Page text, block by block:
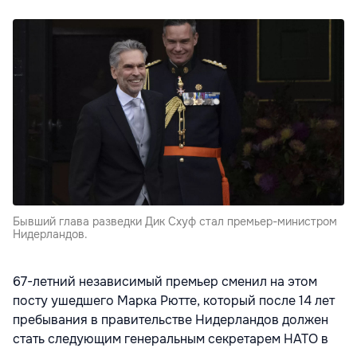
Бывший глава разведки Дик Схуф стал премьер-министром
Нидерландов.
67-летний независимый премьер сменил на этом
посту ушедшего Марка Рютте, который после 14 лет
пребывания в правительстве Нидерландов должен
стать следующим генеральным секретарем НАТО в